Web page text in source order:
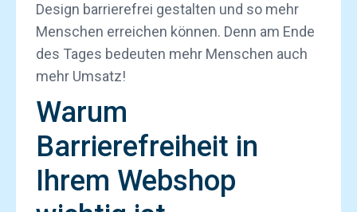
Design barrierefrei gestalten und so mehr
Menschen erreichen können. Denn am Ende
des Tages bedeuten mehr Menschen auch
mehr Umsatz!
Warum
Barrierefreiheit in
Ihrem Webshop